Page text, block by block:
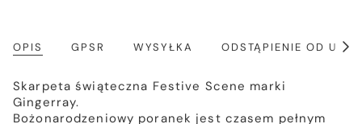
OPIS GPSR WYSYŁKA ODSTĄPIENIE OD
Skarpeta świąteczna Festive Scene marki
Gingerray.
Bożonarodzeniowy poranek jest czasem pełnym